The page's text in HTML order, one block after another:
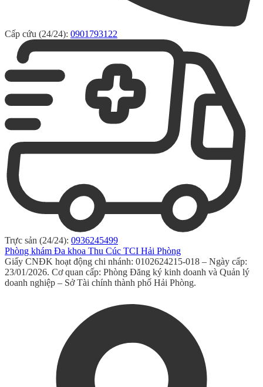
Cấp cứu (24/24): 0901793122
Trực sản (24/24): 0936245499
Phòng khám Đa khoa Thu Cúc TCI Hải Phòng
Giấy CNĐK hoạt động chi nhánh: 0102624215-018 – Ngày cấp:
23/01/2026. Cơ quan cấp: Phòng Đăng ký kinh doanh và Quản lý
doanh nghiệp – Sở Tài chính thành phố Hải Phòng.